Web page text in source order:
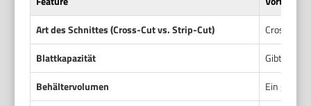
Art des Schnittes (Cross-Cut vs. Strip-Cut)
Cross-Cut
Blattkapazität
Gibt an,
Behältervolumen
Ein